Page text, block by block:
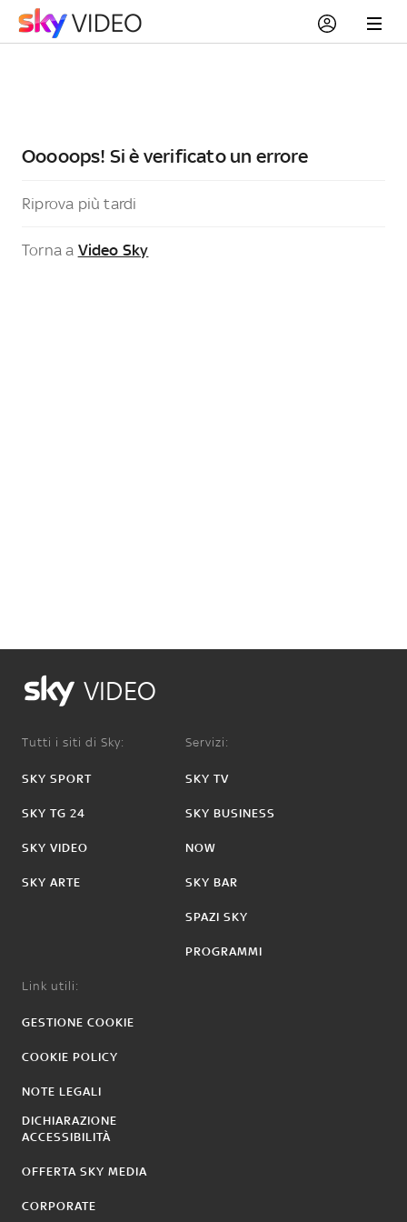
Ooooops! Si è verificato un errore
Riprova più tardi
Torna a Video Sky
VIDEO
Tutti i siti di Sky:
SKY SPORT
SKY TG 24
SKY VIDEO
SKY ARTE
Servizi:
SKY TV
SKY BUSINESS
NOW
SKY BAR
SPAZI SKY
PROGRAMMI
Link utili:
GESTIONE COOKIE
COOKIE POLICY
NOTE LEGALI
DICHIARAZIONE
ACCESSIBILITÀ
OFFERTA SKY MEDIA
CORPORATE